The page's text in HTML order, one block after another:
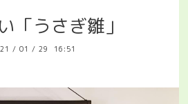
「うさぎ雛」
/ 01 / 29 16:51